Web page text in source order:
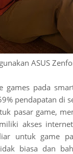
ASUS
games pada
pendapatan di
pasar game,
akses
untuk game
biasa dan